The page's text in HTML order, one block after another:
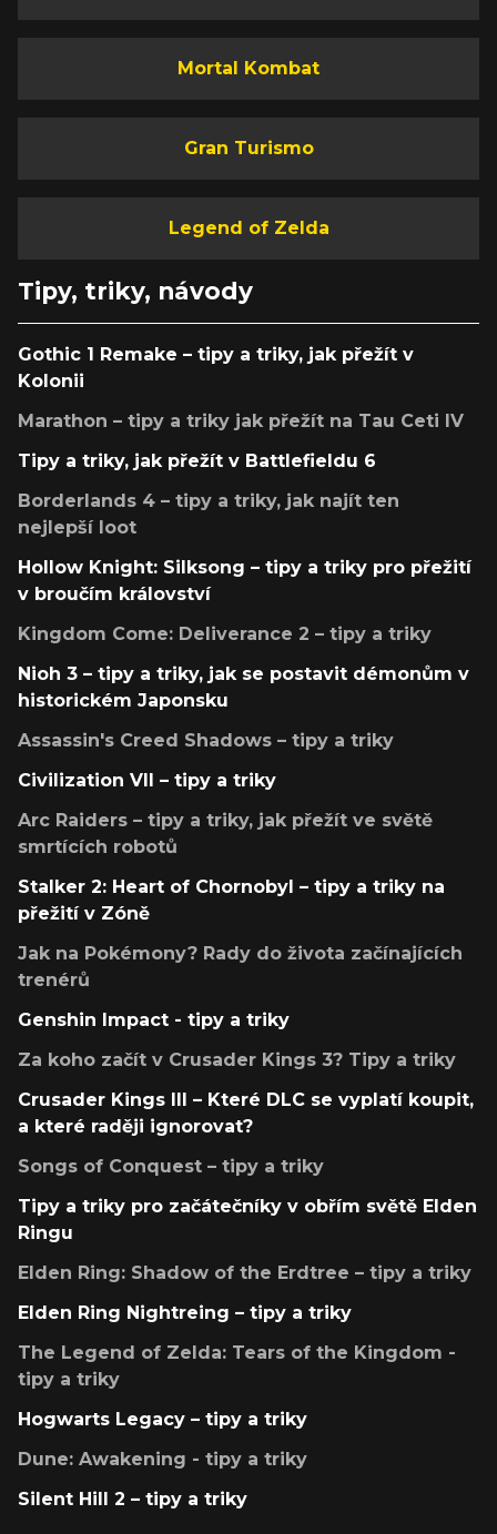
Mortal Kombat
Gran Turismo
Legend of Zelda
Tipy, triky, návody
Gothic 1 Remake – tipy a triky, jak přežít v
Kolonii
Marathon – tipy a triky jak přežít na Tau Ceti IV
Tipy a triky, jak přežít v Battlefieldu 6
Borderlands 4 – tipy a triky, jak najít ten
nejlepší loot
Hollow Knight: Silksong – tipy a triky pro přežití
v broučím království
Kingdom Come: Deliverance 2 – tipy a triky
Nioh 3 – tipy a triky, jak se postavit démonům v
historickém Japonsku
Assassin's Creed Shadows – tipy a triky
Civilization VII – tipy a triky
Arc Raiders – tipy a triky, jak přežít ve světě
smrtících robotů
Stalker 2: Heart of Chornobyl – tipy a triky na
přežití v Zóně
Jak na Pokémony? Rady do života začínajících
trenérů
Genshin Impact - tipy a triky
Za koho začít v Crusader Kings 3? Tipy a triky
Crusader Kings III – Které DLC se vyplatí koupit,
a které raději ignorovat?
Songs of Conquest – tipy a triky
Tipy a triky pro začátečníky v obřím světě Elden
Ringu
Elden Ring: Shadow of the Erdtree – tipy a triky
Elden Ring Nightreing – tipy a triky
The Legend of Zelda: Tears of the Kingdom -
tipy a triky
Hogwarts Legacy – tipy a triky
Dune: Awakening - tipy a triky
Silent Hill 2 – tipy a triky